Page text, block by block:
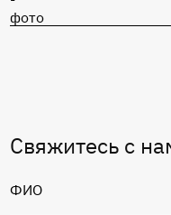
Перейти в
MIK1117S-5.0
Свяжитесь с
ФИО